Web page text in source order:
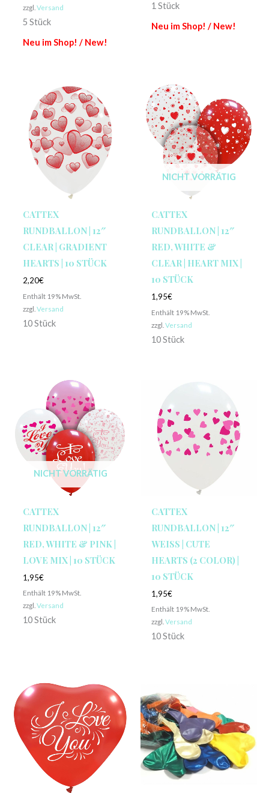
zzgl. Versand
5 Stück
Neu im Shop! / New!
1 Stück
Neu im Shop! / New!
CATTEX
RUNDBALLON | 12″
CLEAR | GRADIENT
HEARTS | 10 STÜCK
2,20€
Enthält 19% MwSt.
zzgl. Versand
10 Stück
NICHT VORRÄTIG
CATTEX
RUNDBALLON | 12″
RED, WHITE &
CLEAR | HEART MIX |
10 STÜCK
1,95€
Enthält 19% MwSt.
zzgl. Versand
10 Stück
NICHT VORRÄTIG
CATTEX
RUNDBALLON | 12″
RED, WHITE & PINK |
LOVE MIX | 10 STÜCK
1,95€
Enthält 19% MwSt.
zzgl. Versand
10 Stück
CATTEX
RUNDBALLON | 12″
WEISS | CUTE H
EARTS (2 COLOR) | 1
0 STÜCK
1,95€
Enthält 19% MwSt.
zzgl. Versand
10 Stück